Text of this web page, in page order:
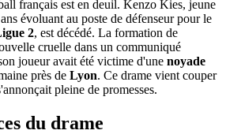
français est en deuil. Kenzo Kies, jeune
évoluant au poste de défenseur pour le
2, est décédé. La formation de
cruelle dans un communiqué
joueur avait été victime d'une noyade
près de Lyon. Ce drame vient couper
pleine de promesses.
du drame